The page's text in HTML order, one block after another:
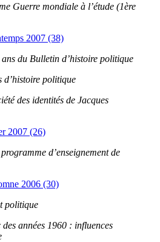
Guerre mondiale à l’étude (1ère
2007 (38)
ans du Bulletin d’histoire politique
d’histoire politique
des identités de Jacques
2007 (26)
d’enseignement de
2006 (30)
politique
des années 1960 : influences